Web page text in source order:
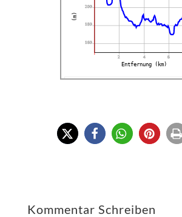
160
180
200
2 4 6
Entfernung (km)
(m)
Minimalhöhe:
170 m
Maximalhöhe:
233 m
Kommentar Schreiben